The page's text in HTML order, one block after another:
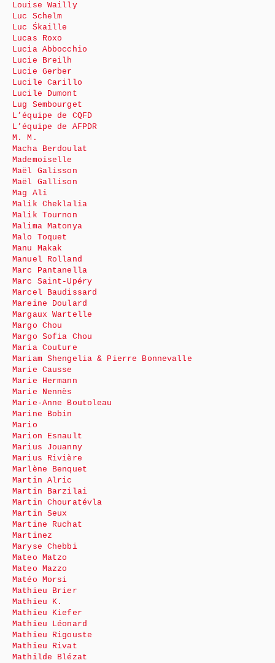
Louise Wailly
Luc Schelm
Luc Śkaille
Lucas Roxo
Lucia Abbocchio
Lucie Breilh
Lucie Gerber
Lucile Carillo
Lucile Dumont
Lug Sembourget
L’équipe de CQFD
L’équipe de AFPDR
M. M.
Macha Berdoulat
Mademoiselle
Maël Galisson
Maël Gallison
Mag Ali
Malik Cheklalia
Malik Tournon
Malima Matonya
Malo Toquet
Manu Makak
Manuel Rolland
Marc Pantanella
Marc Saint-Upéry
Marcel Baudissard
Mareine Doulard
Margaux Wartelle
Margo Chou
Margo Sofia Chou
Maria Couture
Mariam Shengelia & Pierre Bonnevalle
Marie Causse
Marie Hermann
Marie Nennès
Marie-Anne Boutoleau
Marine Bobin
Mario
Marion Esnault
Marius Jouanny
Marius Rivière
Marlène Benquet
Martin Alric
Martin Barzilai
Martin Chouratévla
Martin Seux
Martine Ruchat
Martinez
Maryse Chebbi
Mateo Matzo
Mateo Mazzo
Matéo Morsi
Mathieu Brier
Mathieu K.
Mathieu Kiefer
Mathieu Léonard
Mathieu Rigouste
Mathieu Rivat
Mathilde Blézat